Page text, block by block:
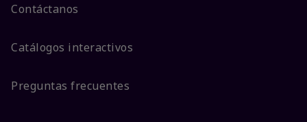
Contáctanos
Catálogos interactivos
Preguntas frecuentes